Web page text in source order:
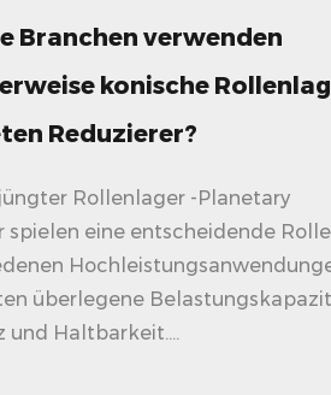
Branchen verwenden
konische
Reduzierer?
Rollenlager -Planetary
spielen eine entscheidende
überlegene
und Haltbarkeit....